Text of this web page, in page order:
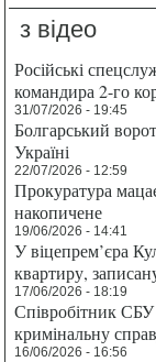
з відео
Російські
командира 2-го
31/07/2026 - 19:45
Болгарський
Україні
22/07/2026 - 12:59
Прокуратура
накопичене
19/06/2026 - 14:41
У віцепрем’єра
квартиру,
17/06/2026 - 18:19
Співробітник
кримінальну
16/06/2026 - 16:56